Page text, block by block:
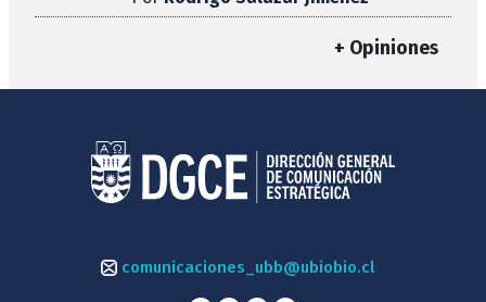
+ Opiniones
comunicaciones_ubb@ubiobio.cl